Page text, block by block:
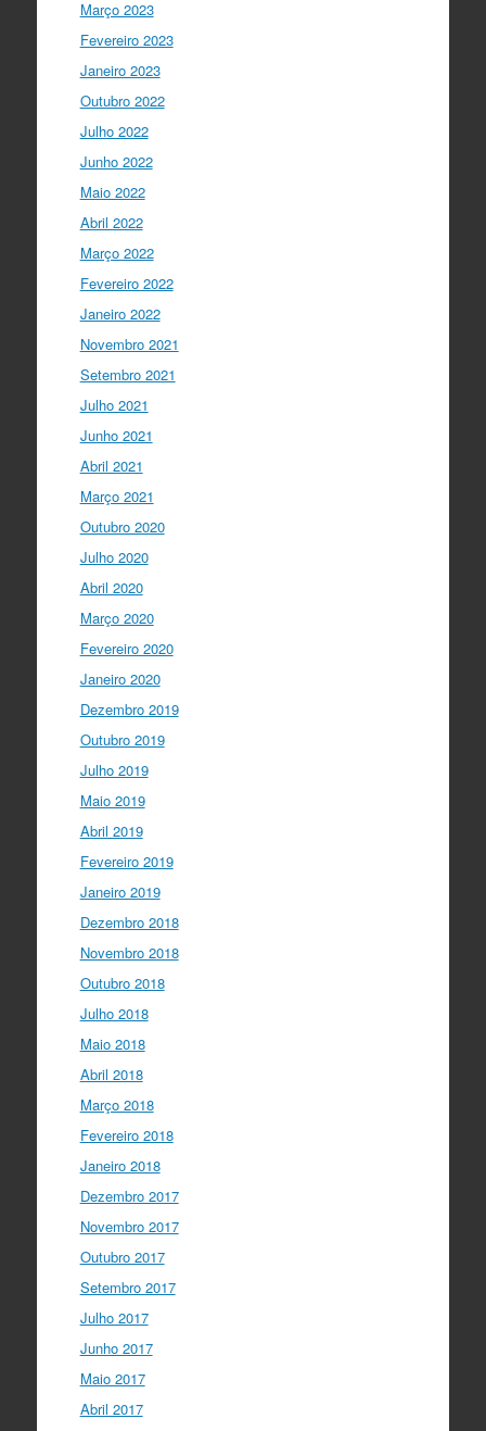
cultura científica no futuro da Europa
em direto do
Acompanhe li…
twitter.com/i/web/status/1…
I Gulbenkian Ciência
@EMBO
@ERC_Research
@IGCiencia
Março 2023
Fevereiro 2023
Janeiro 2023
Outubro 2022
Julho 2022
Junho 2022
Maio 2022
Abril 2022
Março 2022
Fevereiro 2022
Janeiro 2022
Novembro 2021
Setembro 2021
Julho 2021
Junho 2021
Abril 2021
Março 2021
Outubro 2020
Julho 2020
Abril 2020
Março 2020
Fevereiro 2020
Janeiro 2020
Dezembro 2019
Outubro 2019
Julho 2019
Maio 2019
Abril 2019
Fevereiro 2019
Janeiro 2019
Dezembro 2018
Novembro 2018
Outubro 2018
Julho 2018
Maio 2018
Abril 2018
Março 2018
Fevereiro 2018
Janeiro 2018
Dezembro 2017
Novembro 2017
Outubro 2017
Setembro 2017
Julho 2017
Junho 2017
Maio 2017
Abril 2017